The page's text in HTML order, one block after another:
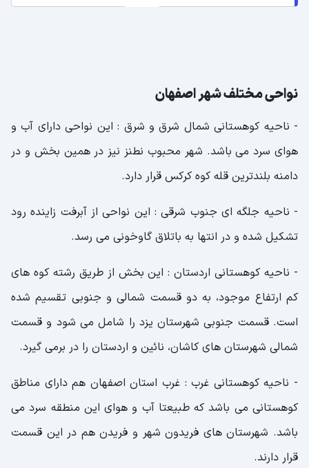
نواحی مختلف شهر اصفهان
- ناحیه کوهستانی شمال شرق و شرق : این نواحی دارای آب و
هوای سرد می باشد. شهر محبوب نطنز نیز در همین بخش و در
دامنه بلندترین قله کوه کرکس قرار دارد.
- ناحیه جلگه ای جنوب شرقی : این نواحی از آبرفت زاینده رود
تشکیل شده و در انتها به باتلاق گاوخونی می رسد.
- ناحیه کوهستانی اردستان : این بخش از طریق رشته کوه های
کم ارتفاع موجود، به دو قسمت شمالی و جنوبی تقسیم شده
است. قسمت جنوبی شهرستان یزد را شامل می شود و قسمت
شمالی شهرستان های کاشان، نائین و اردستان را در برمی گیرد.
- ناحیه کوهستانی غرب : غرب استان اصفهان هم دارای مناطق
کوهستانی می باشد که طبیعتا آب و هوای این منطقه سرد می
باشد. شهرستان های فریدون شهر و فریدن هم در این قسمت
قرار دارند.